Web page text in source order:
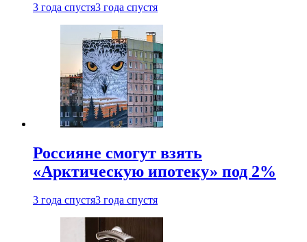
3 года спустя3 года спустя
Россияне смогут взять
«Арктическую ипотеку» под 2%
3 года спустя3 года спустя